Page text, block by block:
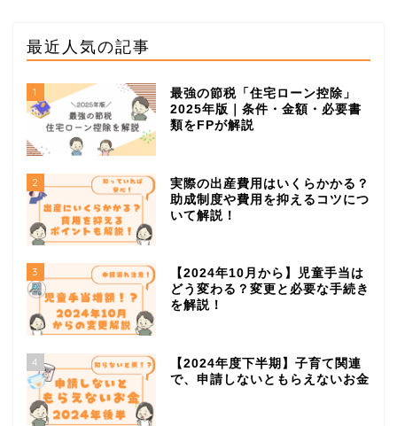
最近人気の記事
1
最強の節税「住宅ローン控除」
2025年版｜条件・金額・必要書
類をFPが解説
2
実際の出産費用はいくらかかる？
助成制度や費用を抑えるコツにつ
いて解説！
3
【2024年10月から】児童手当は
どう変わる？変更と必要な手続き
を解説！
4
【2024年度下半期】子育て関連
で、申請しないともらえないお金